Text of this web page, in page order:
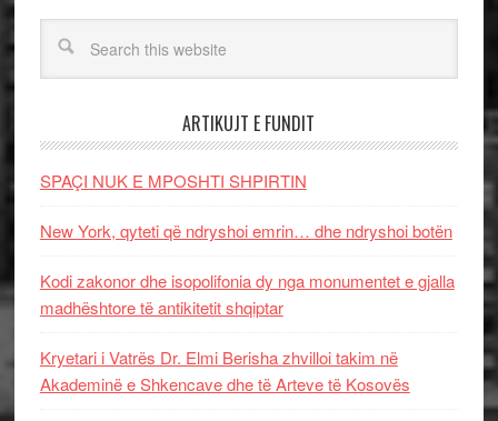
ARTIKUJT E FUNDIT
SPAÇI NUK E MPOSHTI SHPIRTIN
New York, qyteti që ndryshoi emrin… dhe ndryshoi botën
Kodi zakonor dhe isopolifonia dy nga monumentet e gjalla
madhështore të antikitetit shqiptar
Kryetari i Vatrës Dr. Elmi Berisha zhvilloi takim në
Akademinë e Shkencave dhe të Arteve të Kosovës